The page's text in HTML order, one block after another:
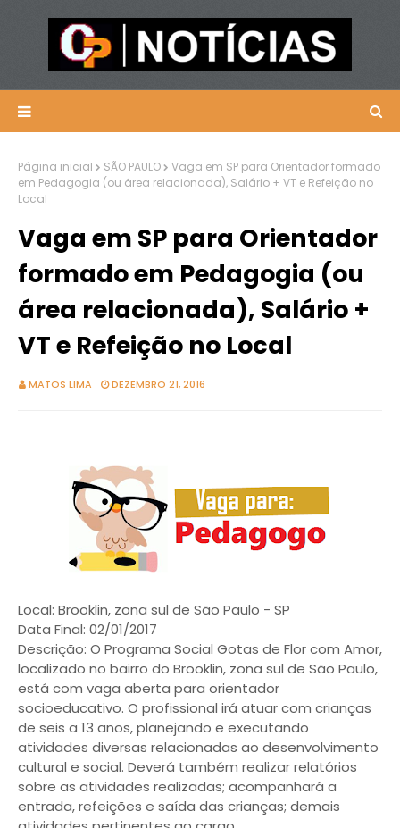
Página inicial SÃO PAULO
Vaga em SP para Orientador formado
em Pedagogia (ou área relacionada), Salário + VT e Refeição no
Local
Vaga em SP para Orientador
formado em Pedagogia (ou
área relacionada), Salário +
VT e Refeição no Local
MATOS LIMA DEZEMBRO 21, 2016
Local: Brooklin, zona sul de São Paulo - SP
Data Final: 02/01/2017
Descrição: O Programa Social Gotas de Flor com Amor,
localizado no bairro do Brooklin, zona sul de São Paulo,
está com vaga aberta para orientador
socioeducativo. O profissional irá atuar com crianças
de seis a 13 anos, planejando e executando
atividades diversas relacionadas ao desenvolvimento
cultural e social. Deverá também realizar relatórios
sobre as atividades realizadas; acompanhará a
entrada, refeições e saída das crianças; demais